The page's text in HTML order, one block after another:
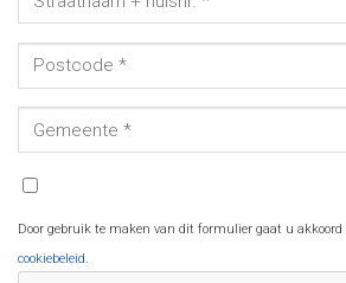
Door gebruik te maken van dit formulier gaat u akkoord
cookiebeleid